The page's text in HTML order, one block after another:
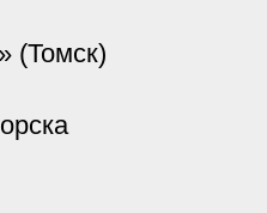
(Томск)